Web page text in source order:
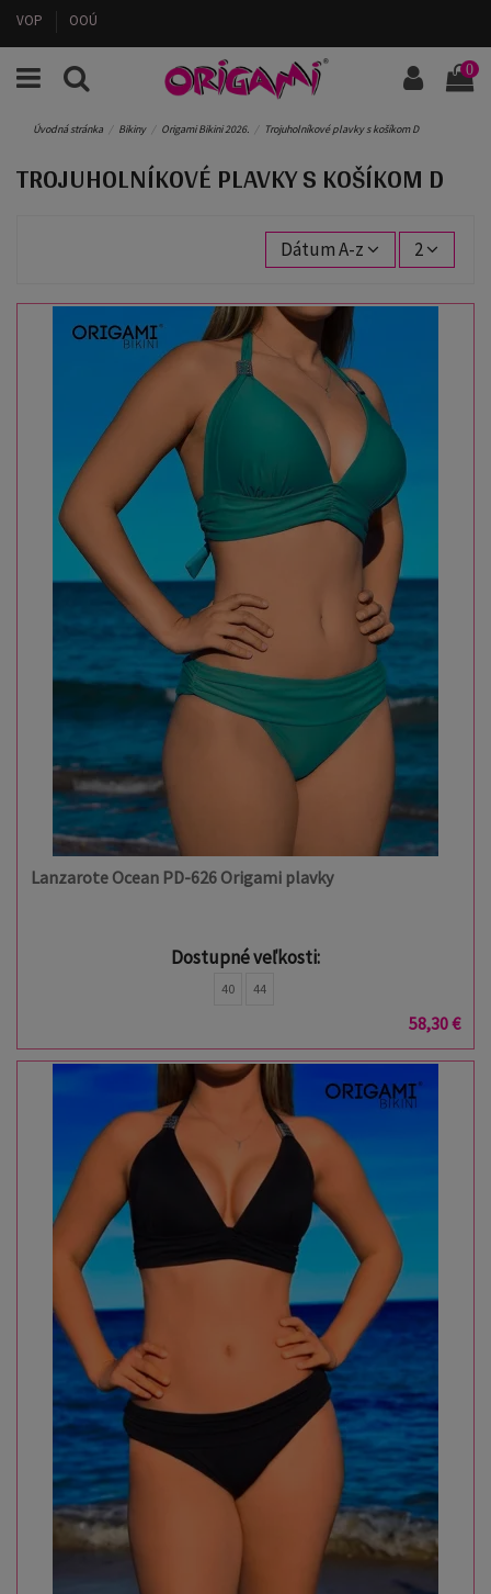
VOP OOÚ
0
Úvodná stránka Bikiny Origami Bikini 2026. Trojuholníkové plavky s košíkom D
TROJUHOLNÍKOVÉ PLAVKY S KOŠÍKOM D
Dátum A-z 2
Lanzarote Ocean PD-626 Origami plavky
Dostupné veľkosti:
40 44
58,30 €